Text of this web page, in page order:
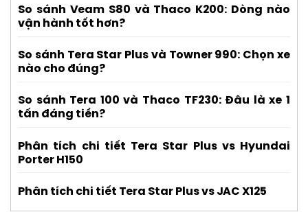
So sánh Veam S80 và Thaco K200: Dòng nào
vận hành tốt hơn?
So sánh Tera Star Plus và Towner 990: Chọn xe
nào cho đúng?
So sánh Tera 100 và Thaco TF230: Đâu là xe 1
tấn đáng tiền?
Phân tích chi tiết Tera Star Plus vs Hyundai
Porter H150
Phân tích chi tiết Tera Star Plus vs JAC X125